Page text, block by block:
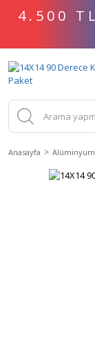
4.500
Anasayfa Alüminyum